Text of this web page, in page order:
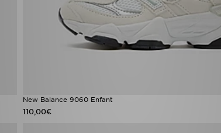
New Balance 9060 Enfant
110,00€